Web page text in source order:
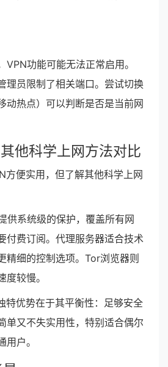
VPN功能可能无法正常启用。
理员限制了相关端口。尝试切换
动热点）可以判断是否是当前网
他科学上网方法对比
方便实用，但了解其他科学上网
供系统级的保护，覆盖所有网
付费订阅。代理服务器适合技术
精细的控制选项。Tor浏览器则
较慢。
特优势在于其平衡性：足够安全
单又不失实用性，特别适合偶尔
户。